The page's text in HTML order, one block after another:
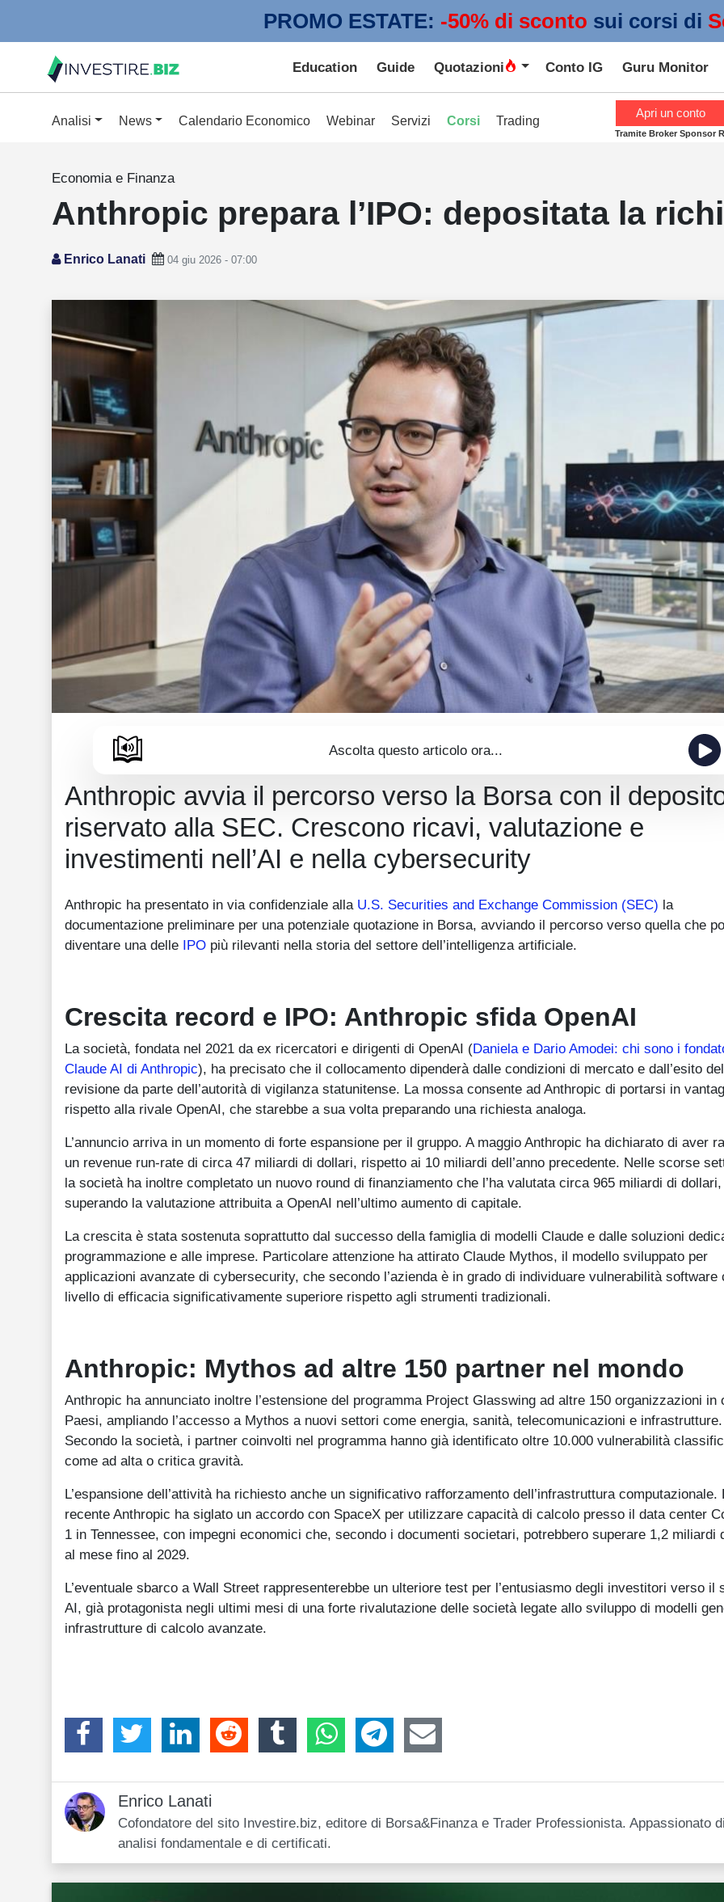
PROMO ESTATE: -50% di sconto sui corsi di
Education Guide Quotazioni Conto IG Guru Monitor
Analisi News Calendario Economico Webinar Servizi Corsi Trading
Apri un conto
Tramite Broker Sponsor
Economia e Finanza
Anthropic prepara l’IPO: depositata la
Enrico Lanati 04 giu 2026 - 07:00
Ascolta questo articolo ora...
Anthropic avvia il percorso verso la Borsa con il
riservato alla SEC. Crescono ricavi, valutazione e
investimenti nell’AI e nella cybersecurity
Anthropic ha presentato in via confidenziale alla U.S. Securities and Exchange Commission (SEC) la
documentazione preliminare per una potenziale quotazione in Borsa, avviando il percorso verso quella che
diventare una delle IPO più rilevanti nella storia del settore dell’intelligenza artificiale.
Crescita record e IPO: Anthropic sfida OpenAI
La società, fondata nel 2021 da ex ricercatori e dirigenti di OpenAI (Daniela e Dario Amodei: chi sono i
Claude AI di Anthropic), ha precisato che il collocamento dipenderà dalle condizioni di mercato e dall’esito
revisione da parte dell’autorità di vigilanza statunitense. La mossa consente ad Anthropic di portarsi in
rispetto alla rivale OpenAI, che starebbe a sua volta preparando una richiesta analoga.
L’annuncio arriva in un momento di forte espansione per il gruppo. A maggio Anthropic ha dichiarato di aver
un revenue run-rate di circa 47 miliardi di dollari, rispetto ai 10 miliardi dell’anno precedente. Nelle scorse
la società ha inoltre completato un nuovo round di finanziamento che l’ha valutata circa 965 miliardi di dollari,
superando la valutazione attribuita a OpenAI nell’ultimo aumento di capitale.
La crescita è stata sostenuta soprattutto dal successo della famiglia di modelli Claude e dalle soluzioni
programmazione e alle imprese. Particolare attenzione ha attirato Claude Mythos, il modello sviluppato per
applicazioni avanzate di cybersecurity, che secondo l’azienda è in grado di individuare vulnerabilità software
livello di efficacia significativamente superiore rispetto agli strumenti tradizionali.
Anthropic: Mythos ad altre 150 partner nel mondo
Anthropic ha annunciato inoltre l’estensione del programma Project Glasswing ad altre 150 organizzazioni in
Paesi, ampliando l’accesso a Mythos a nuovi settori come energia, sanità, telecomunicazioni e infrastrutture.
Secondo la società, i partner coinvolti nel programma hanno già identificato oltre 10.000 vulnerabilità
come ad alta o critica gravità.
L’espansione dell’attività ha richiesto anche un significativo rafforzamento dell’infrastruttura computazionale.
recente Anthropic ha siglato un accordo con SpaceX per utilizzare capacità di calcolo presso il data center
1 in Tennessee, con impegni economici che, secondo i documenti societari, potrebbero superare 1,2 miliardi
al mese fino al 2029.
L’eventuale sbarco a Wall Street rappresenterebbe un ulteriore test per l’entusiasmo degli investitori verso il
AI, già protagonista negli ultimi mesi di una forte rivalutazione delle società legate allo sviluppo di modelli
infrastrutture di calcolo avanzate.
Enrico Lanati
Cofondatore del sito Investire.biz, editore di Borsa&Finanza e Trader Professionista. Appassionato
analisi fondamentale e di certificati.